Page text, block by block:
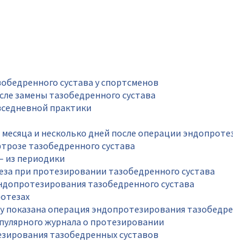
сустава у спортсменов
замены тазобедренного сустава
практики
и несколько дней после операции
тазобедренного сустава
из периодики
при протезировании тазобедренного сустава
тазобедренного сустава
операция эндопротезирования
журнала о протезировании
тазобедренных суставов